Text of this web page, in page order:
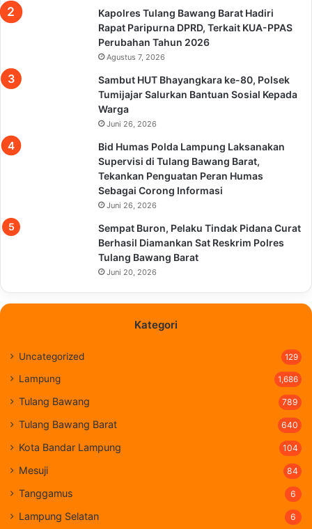
Kapolres Tulang Bawang Barat Hadiri
Rapat Paripurna DPRD, Terkait KUA-PPAS
Perubahan Tahun 2026
Agustus 7, 2026
Sambut HUT Bhayangkara ke-80, Polsek
Tumijajar Salurkan Bantuan Sosial Kepada
Warga
Juni 26, 2026
Bid Humas Polda Lampung Laksanakan
Supervisi di Tulang Bawang Barat,
Tekankan Penguatan Peran Humas
Sebagai Corong Informasi
Juni 26, 2026
Sempat Buron, Pelaku Tindak Pidana Curat
Berhasil Diamankan Sat Reskrim Polres
Tulang Bawang Barat
Juni 20, 2026
Kategori
Uncategorized 129
Lampung 1,686
Tulang Bawang 789
Tulang Bawang Barat 640
Kota Bandar Lampung 104
Mesuji 84
Tanggamus 6
Lampung Selatan 6